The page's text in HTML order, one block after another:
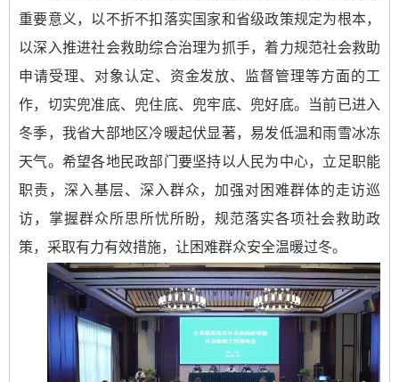
重要意义，以不折不扣落实国家和省级政策规定为根本，
以深入推进社会救助综合治理为抓手，着力规范社会救助
申请受理、对象认定、资金发放、监督管理等方面的工
作，切实兜准底、兜住底、兜牢底、兜好底。当前已进入
冬季，我省大部地区冷暖起伏显著，易发低温和雨雪冰冻
天气。希望各地民政部门要坚持以人民为中心，立足职能
职责，深入基层、深入群众，加强对困难群体的走访巡
访，掌握群众所思所忧所盼，规范落实各项社会救助政
策，采取有力有效措施，让困难群众安全温暖过冬。